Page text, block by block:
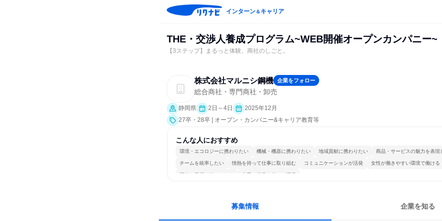
インターン＆キャリア
THE・交渉人養成プログラム~WEB開催オープンカンパニー~
【3ステップ】まるっと体験、商社のしごと。
株式会社マルニシ鋼機 企業をフォロー
総合商社・専門商社・卸売
静岡県 2日～4日
2025年12月
27卒・28卒 | オープン・カンパニー&キャリア教育等
こんな人におすすめ
環境・エコロジーに携わりたい 機械・機器に携わりたい 地域貢献に携わりたい 商品・サービスの魅力を表現
チームを統率したい 情熱を持って仕事に取り組む コミュニケーションが活発 女性が働きやすい環境で働ける
明確な目標を追いかける 若手が裁量を持てる環境
募集情報 企業を知る